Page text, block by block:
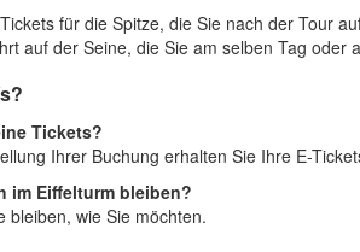
für die Spitze, die Sie nach der Tour
auf der Seine, die Sie am selben Tag
Tickets?
Ihrer Buchung erhalten Sie Ihre E-
im Eiffelturm bleiben?
bleiben, wie Sie möchten.